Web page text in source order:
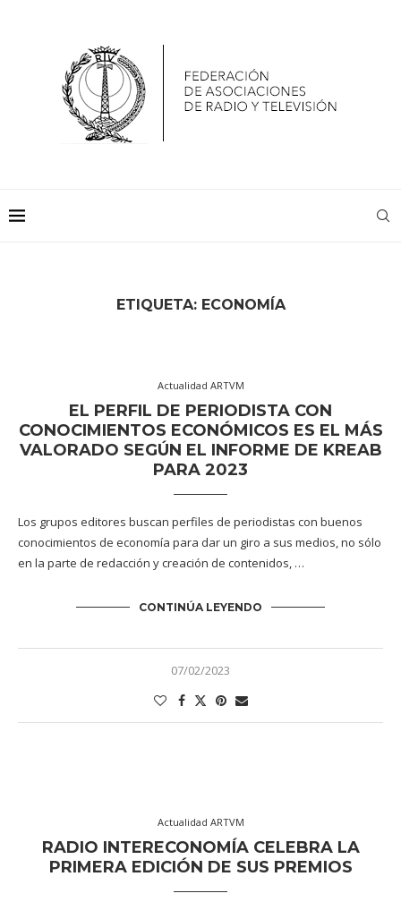
ETIQUETA: ECONOMÍA
Actualidad ARTVM
EL PERFIL DE PERIODISTA CON
CONOCIMIENTOS ECONÓMICOS ES EL MÁS
VALORADO SEGÚN EL INFORME DE KREAB
PARA 2023
Los grupos editores buscan perfiles de periodistas con buenos
conocimientos de economía para dar un giro a sus medios, no sólo
en la parte de redacción y creación de contenidos, …
CONTINÚA LEYENDO
07/02/2023
Actualidad ARTVM
RADIO INTERECONOMÍA CELEBRA LA
PRIMERA EDICIÓN DE SUS PREMIOS